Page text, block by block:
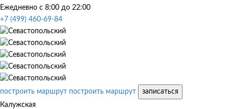
Ежедневно с 8:00 до 22:00
+7 (499) 460-69-84
построить маршрут построить маршрут
записаться
Калужская